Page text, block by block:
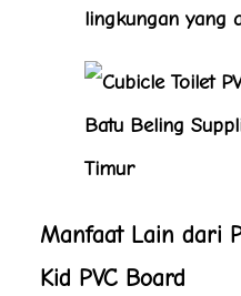
lingkungan yang
Batu Beling
Timur
Manfaat Lain dari
Kid PVC Board